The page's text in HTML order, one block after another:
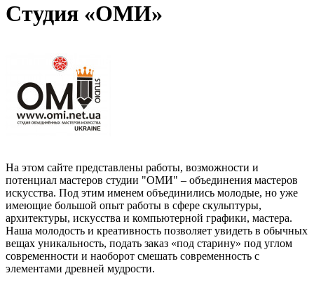
Студия «ОМИ»
На этом сайте представлены работы, возможности и
потенциал мастеров студии "ОМИ" – объединения мастеров
искусства. Под этим именем объединились молодые, но уже
имеющие большой опыт работы в сфере скульптуры,
архитектуры, искусства и компьютерной графики, мастера.
Наша молодость и креативность позволяет увидеть в обычных
вещах уникальность, подать заказ «под старину» под углом
современности и наоборот смешать современность с
элементами древней мудрости.